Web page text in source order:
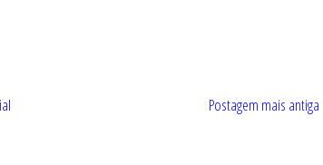
Postagem mais antiga